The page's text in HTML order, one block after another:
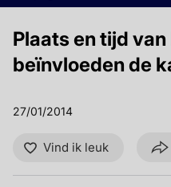
Plaats en tijd
beïnvloeden de
27/01/2014
Vind ik leuk